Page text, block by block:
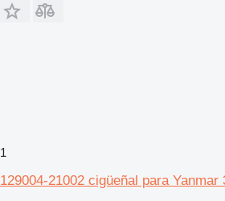
1
129004-21002 cigüeñal para Yanmar